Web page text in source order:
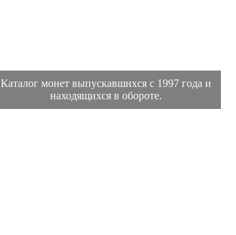
Каталог монет выпускавшихся с 1997 года и
находящихся в обороте.